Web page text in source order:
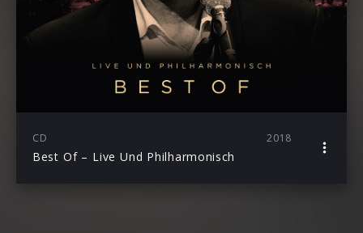
CD 2018
Best Of – Live Und Philharmonisch